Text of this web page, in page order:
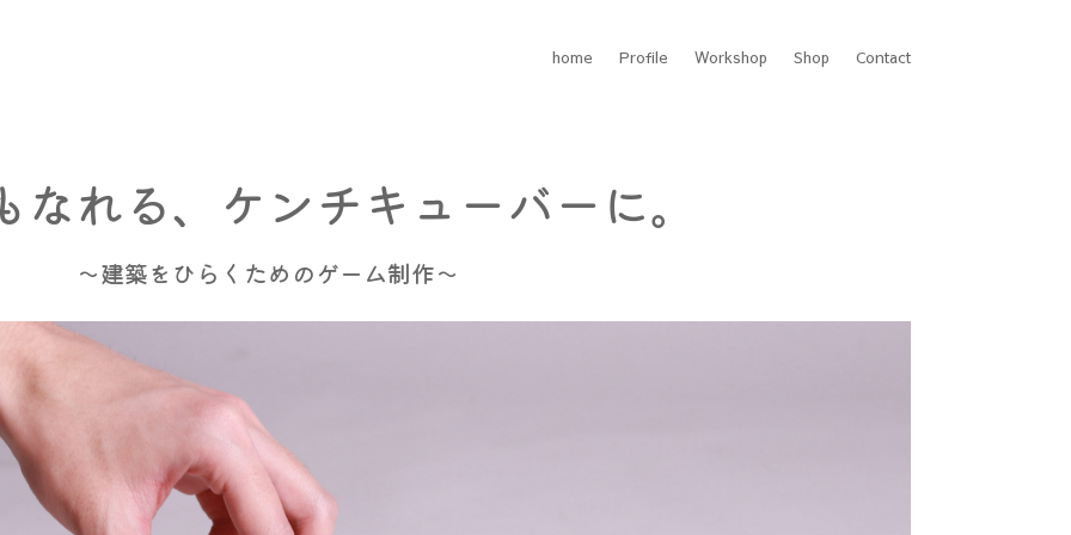
home Profile Workshop Shop Contact
なれる、ケンチキューバーに。
～建築をひらくためのゲーム制作～